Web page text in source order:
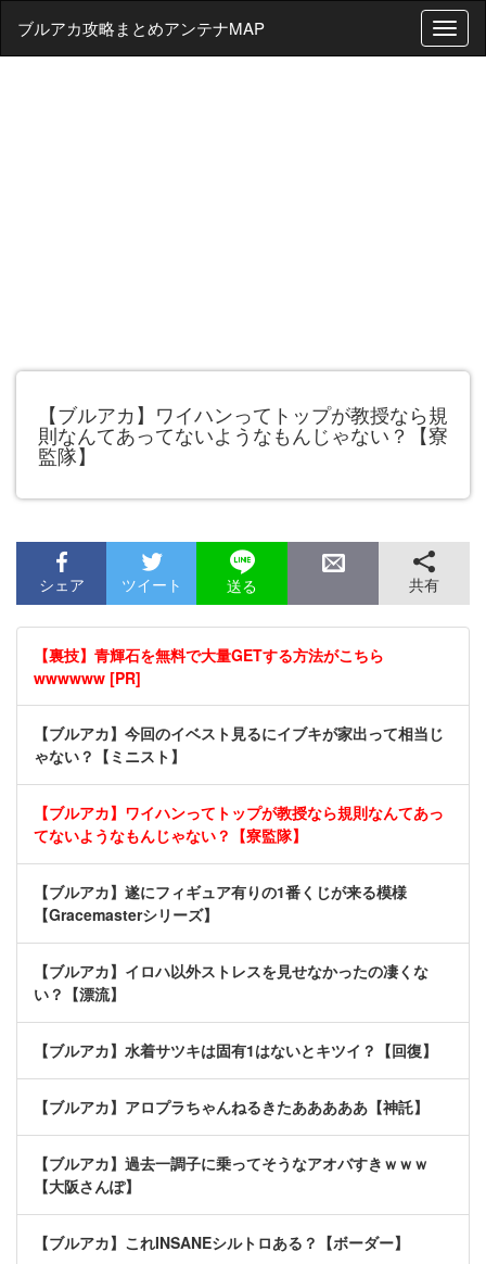
T
o
ブルアカ攻略まとめアンテナMAP
【ブルアカ】ワイハンってトップが教授なら規
則なんてあってないようなもんじゃない？【寮
監隊】
シェア ツイート 送る 共有
【裏技】青輝石を無料で大量GETする方法がこちら
wwwwww [PR]
【ブルアカ】今回のイベスト見るにイブキが家出って相当じ
ゃない？【ミニスト】
【ブルアカ】ワイハンってトップが教授なら規則なんてあっ
てないようなもんじゃない？【寮監隊】
【ブルアカ】遂にフィギュア有りの1番くじが来る模様
【Gracemasterシリーズ】
【ブルアカ】イロハ以外ストレスを見せなかったの凄くな
い？【漂流】
【ブルアカ】水着サツキは固有1はないとキツイ？【回復】
【ブルアカ】アロプラちゃんねるきたあああああ【神託】
【ブルアカ】過去一調子に乗ってそうなアオバすきｗｗｗ
【大阪さんぽ】
【ブルアカ】これINSANEシルトロある？【ボーダー】